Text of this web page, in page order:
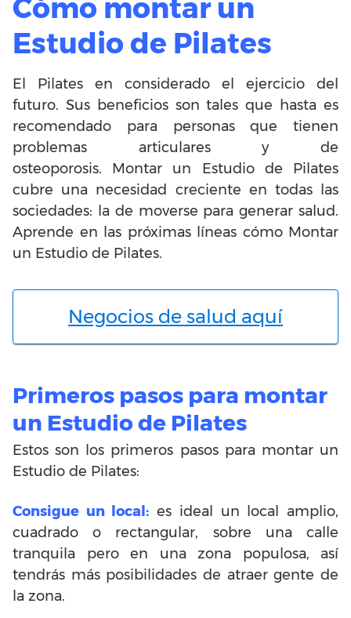
Cómo montar un
Estudio de Pilates
El Pilates en considerado el ejercicio del
futuro. Sus beneficios son tales que hasta es
recomendado para personas que tienen
problemas articulares y de
osteoporosis. Montar un Estudio de Pilates
cubre una necesidad creciente en todas las
sociedades: la de moverse para generar salud.
Aprende en las próximas líneas cómo Montar
un Estudio de Pilates.
Negocios de salud aquí
Primeros pasos para montar
un Estudio de Pilates
Estos son los primeros pasos para montar un
Estudio de Pilates:
Consigue un local: es ideal un local amplio,
cuadrado o rectangular, sobre una calle
tranquila pero en una zona populosa, así
tendrás más posibilidades de atraer gente de
la zona.